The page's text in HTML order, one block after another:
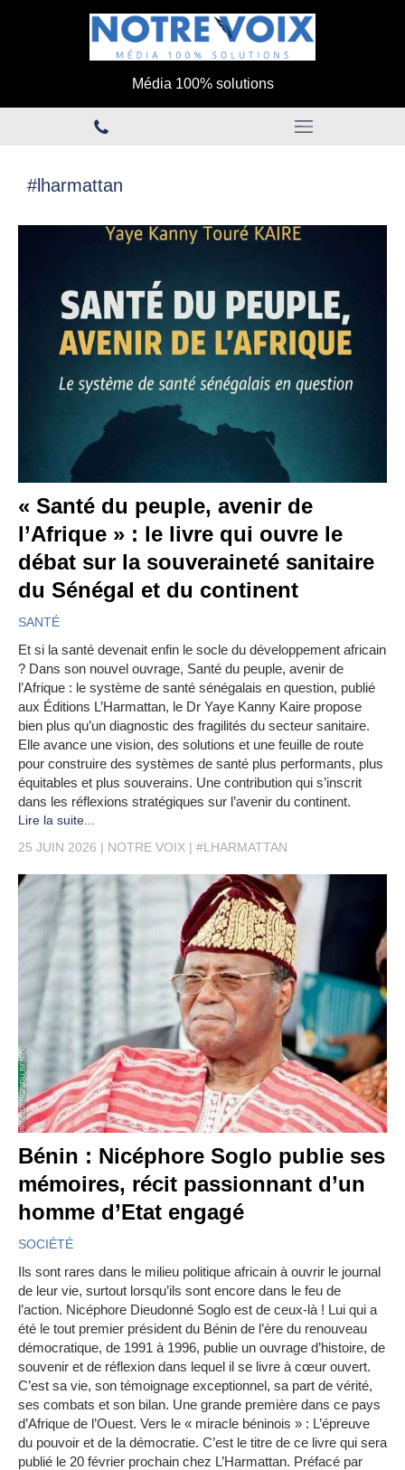
Média 100% solutions
#lharmattan
« Santé du peuple, avenir de
l’Afrique » : le livre qui ouvre le
débat sur la souveraineté sanitaire
du Sénégal et du continent
SANTÉ
Et si la santé devenait enfin le socle du développement africain
? Dans son nouvel ouvrage, Santé du peuple, avenir de
l’Afrique : le système de santé sénégalais en question, publié
aux Éditions L’Harmattan, le Dr Yaye Kanny Kaire propose
bien plus qu’un diagnostic des fragilités du secteur sanitaire.
Elle avance une vision, des solutions et une feuille de route
pour construire des systèmes de santé plus performants, plus
équitables et plus souverains. Une contribution qui s’inscrit
dans les réflexions stratégiques sur l’avenir du continent.
Lire la suite...
25 JUIN 2026
NOTRE VOIX #LHARMATTAN
Bénin : Nicéphore Soglo publie ses
mémoires, récit passionnant d’un
homme d’Etat engagé
SOCIÉTÉ
Ils sont rares dans le milieu politique africain à ouvrir le journal
de leur vie, surtout lorsqu’ils sont encore dans le feu de
l’action. Nicéphore Dieudonné Soglo est de ceux-là ! Lui qui a
été le tout premier président du Bénin de l’ère du renouveau
démocratique, de 1991 à 1996, publie un ouvrage d’histoire, de
souvenir et de réflexion dans lequel il se livre à cœur ouvert.
C’est sa vie, son témoignage exceptionnel, sa part de vérité,
ses combats et son bilan. Une grande première dans ce pays
d’Afrique de l’Ouest. Vers le « miracle béninois » : L’épreuve
du pouvoir et de la démocratie. C’est le titre de ce livre qui sera
publié le 20 février prochain chez L’Harmattan. Préfacé par